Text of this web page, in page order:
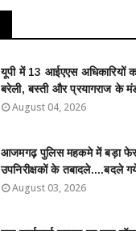
यूपी में 13 आईएएस अधिकारियों
बरेली, बस्ती और प्रयागराज के
August 04, 2026
आजमगढ़ पुलिस महकमे में बड़ा
उपनिरीक्षकों के तबादले....बदले
August 03, 2026